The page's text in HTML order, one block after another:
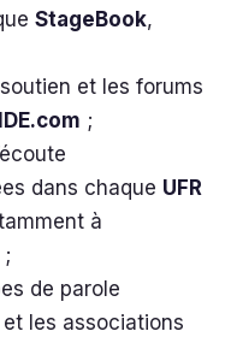
StageBook,
et les forums
;
dans chaque UFR
à
;
de parole
et les associations